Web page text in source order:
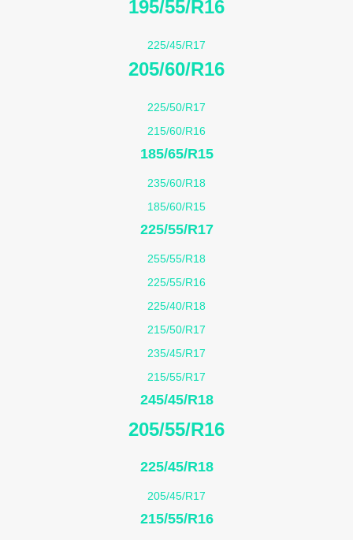
195/55/R16
225/45/R17
205/60/R16
225/50/R17
215/60/R16
185/65/R15
235/60/R18
185/60/R15
225/55/R17
255/55/R18
225/55/R16
225/40/R18
215/50/R17
235/45/R17
215/55/R17
245/45/R18
205/55/R16
225/45/R18
205/45/R17
215/55/R16